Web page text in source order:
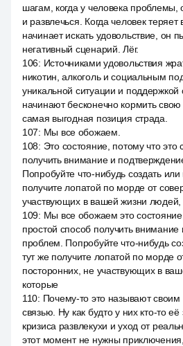
шагам, когда у человека проблемы,
и развлечься. Когда человек
начинает искать удовольствие, он
негативный сценарий. Лёг.
106: Источниками удовольствия
никотин, алкоголь и социальным
уникальной ситуации и
начинают бесконечно кормить свою
самая выгодная позиция страда.
107: Мы все обожаем.
108: Это состояние, потому что
получить внимание и
Попробуйте что-нибудь создать
получите лопатой по морде от
участвующих в вашей жизни людей,
109: Мы все обожаем это
простой способ получить
проблем. Попробуйте что-нибудь
тут же получите лопатой по морде
посторонних, не участвующих в
которые
110: Почему-то это называют
связью. Ну как будто у них кто-то
кризиса развлекухи и уход от
этот момент не нужны